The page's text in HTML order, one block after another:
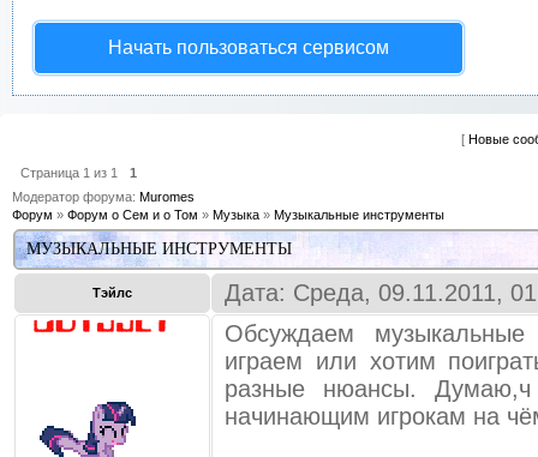
Начать пользоваться сервисом
[ Новые
Страница 1 из 1
1
Модератор форума: Muromes
Форум » Форум о Сем и о Том » Музыка » Музыкальные инструменты
МУЗЫКАЛЬНЫЕ ИНСТРУМЕНТЫ
Тэйлс Дата: Среда, 09.11.2011,
Обсуждаем
играем или хотим
разные нюансы.
начинающим игрокам на